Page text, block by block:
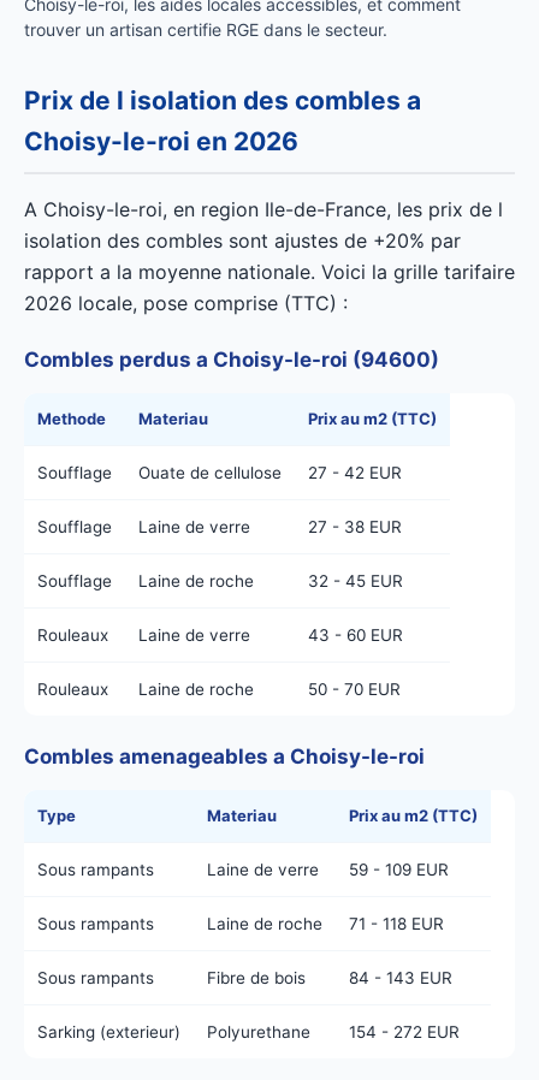
Choisy-le-roi, les aides locales accessibles, et comment
trouver un artisan certifie RGE dans le secteur.
Prix de l isolation des combles a
Choisy-le-roi en 2026
A Choisy-le-roi, en region Ile-de-France, les prix de l
isolation des combles sont ajustes de +20% par
rapport a la moyenne nationale. Voici la grille tarifaire
2026 locale, pose comprise (TTC) :
Combles perdus a Choisy-le-roi (94600)
Methode Materiau Prix au m2 (TTC)
Soufflage Ouate de cellulose 27 - 42 EUR
Soufflage Laine de verre 27 - 38 EUR
Soufflage Laine de roche 32 - 45 EUR
Rouleaux Laine de verre 43 - 60 EUR
Rouleaux Laine de roche 50 - 70 EUR
Combles amenageables a Choisy-le-roi
Type Materiau Prix au m2 (TTC)
Sous rampants Laine de verre 59 - 109 EUR
Sous rampants Laine de roche 71 - 118 EUR
Sous rampants Fibre de bois 84 - 143 EUR
Sarking (exterieur) Polyurethane 154 - 272 EUR